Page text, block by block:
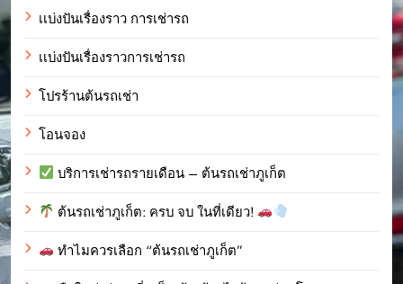
เเบ่งปันเรื่องราว การเช่ารถ
เเบ่งปันเรื่องราวการเช่ารถ
โปรร้านต้นรถเช่า
โอนจอง
บริการเช่ารถรายเดือน – ต้นรถเช่าภูเก็ต
ต้นรถเช่าภูเก็ต: ครบ จบ ในที่เดียว!
ทำไมควรเลือก “ต้นรถเช่าภูเก็ต”